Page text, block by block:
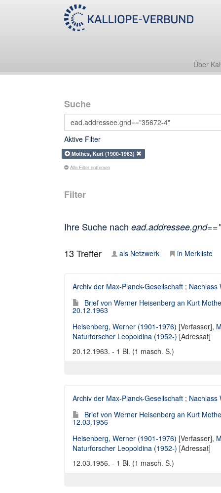
Über
Suche
Aktive Filter
Mothes, Kurt (1900-1983)
Alle Filter entfernen
Filter
Ihre Suche nach
13 Treffer als Netzwerk in Merkliste
Archiv der Max-Planck-Gesellschaft ; Nachlass
Brief von Werner Heisenberg an Kurt
20.12.1963
Heisenberg, Werner (1901-1976) [Verfasser],
Naturforscher Leopoldina (1952-) [Adressat]
20.12.1963. - 1 Bl. (1 masch. S.)
Archiv der Max-Planck-Gesellschaft ; Nachlass
Brief von Werner Heisenberg an Kurt
12.03.1956
Heisenberg, Werner (1901-1976) [Verfasser],
Naturforscher Leopoldina (1952-) [Adressat]
12.03.1956. - 1 Bl. (1 masch. S.)